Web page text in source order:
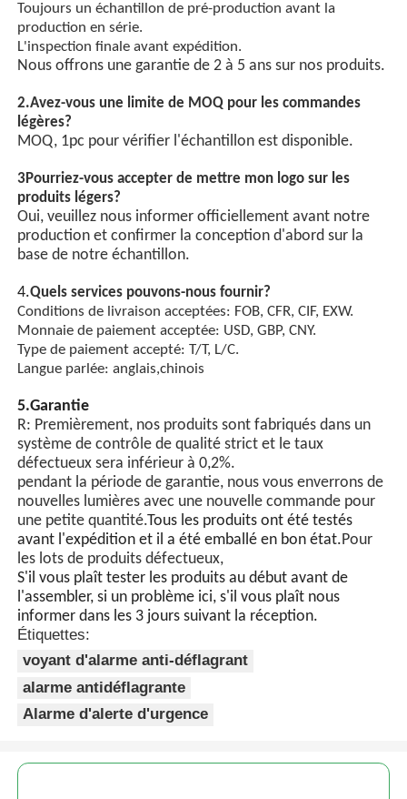
Toujours un échantillon de pré-production avant la
production en série.
L'inspection finale avant expédition.
Nous offrons une garantie de 2 à 5 ans sur nos produits.
2.Avez-vous une limite de MOQ pour les commandes
légères?
MOQ, 1pc pour vérifier l'échantillon est disponible.
3Pourriez-vous accepter de mettre mon logo sur les
produits légers?
Oui, veuillez nous informer officiellement avant notre
production et confirmer la conception d'abord sur la
base de notre échantillon.
4.Quels services pouvons-nous fournir?
Conditions de livraison acceptées: FOB, CFR, CIF, EXW.
Monnaie de paiement acceptée: USD, GBP, CNY.
Type de paiement accepté: T/T, L/C.
Langue parlée: anglais,chinois
5.Garantie
R: Premièrement, nos produits sont fabriqués dans un
système de contrôle de qualité strict et le taux
défectueux sera inférieur à 0,2%.
pendant la période de garantie, nous vous enverrons de
nouvelles lumières avec une nouvelle commande pour
une petite quantité.Tous les produits ont été testés
avant l'expédition et il a été emballé en bon état.Pour
les lots de produits défectueux,
S'il vous plaît tester les produits au début avant de
l'assembler, si un problème ici, s'il vous plaît nous
informer dans les 3 jours suivant la réception.
Étiquettes:
voyant d'alarme anti-déflagrant
alarme antidéflagrante
Alarme d'alerte d'urgence